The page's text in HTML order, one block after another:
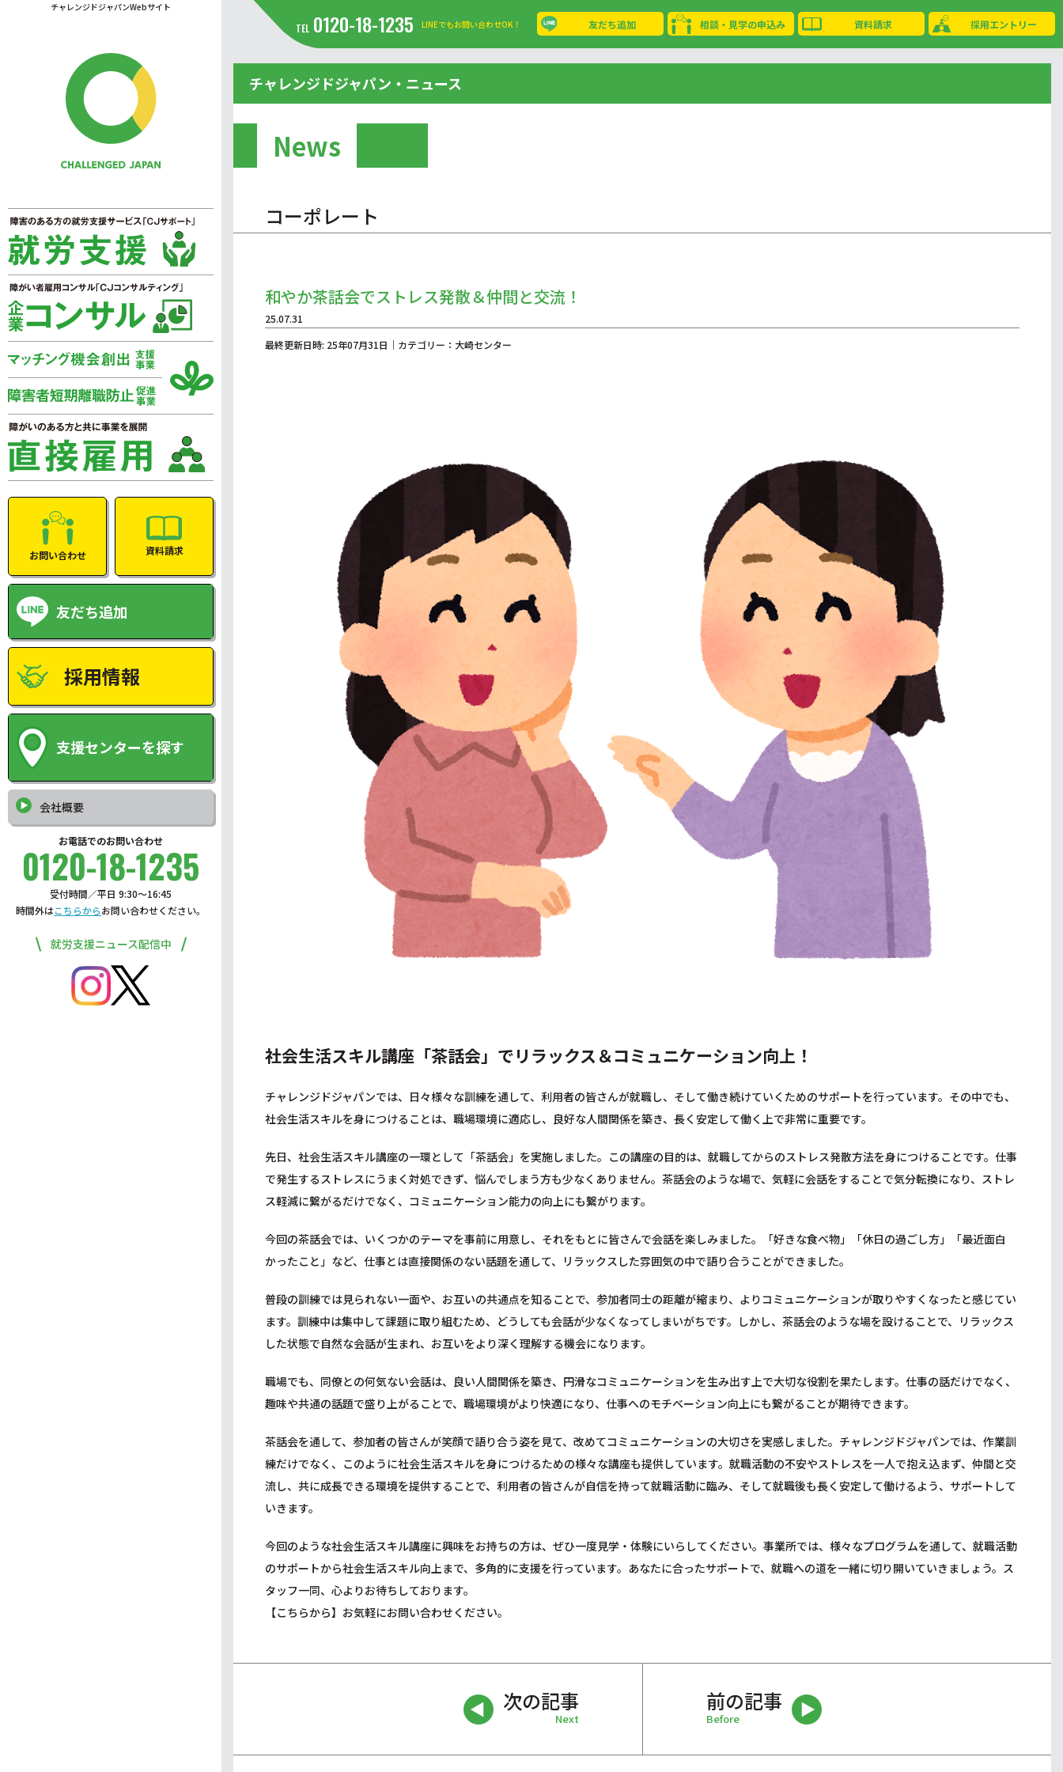
チャレンジドジャパンWebサイト
お問い合わせ 資料請求
友だち追加
採用情報
支援センターを探す
会社概要
お電話でのお問い合わせ
0120-18-1235
受付時間／平日 9:30〜16:45
時間外はこちらからお問い合わせください。
就労支援ニュース配信中
TEL 0120-18-1235 LINEでもお問い合わせOK！ 友だち追加 相談・見学の申込み 資料請求 採用エントリー
チャレンジドジャパン・ニュース
News
コーポレート
和やか茶話会でストレス発散＆仲間と交流！
25.07.31
最終更新日時: 25年07月31日｜カテゴリー：大崎センター
社会生活スキル講座「茶話会」でリラックス＆コミュニケーション向上！
チャレンジドジャパンでは、日々様々な訓練を通して、利用者の皆さんが就職し、そして働き続けていくためのサポートを行っています。その中でも、
社会生活スキルを身につけることは、職場環境に適応し、良好な人間関係を築き、長く安定して働く上で非常に重要です。
先日、社会生活スキル講座の一環として「茶話会」を実施しました。この講座の目的は、就職してからのストレス発散方法を身につけることです。仕事
で発生するストレスにうまく対処できず、悩んでしまう方も少なくありません。茶話会のような場で、気軽に会話をすることで気分転換になり、ストレ
ス軽減に繋がるだけでなく、コミュニケーション能力の向上にも繋がります。
今回の茶話会では、いくつかのテーマを事前に用意し、それをもとに皆さんで会話を楽しみました。「好きな食べ物」「休日の過ごし方」「最近面白
かったこと」など、仕事とは直接関係のない話題を通して、リラックスした雰囲気の中で語り合うことができました。
普段の訓練では見られない一面や、お互いの共通点を知ることで、参加者同士の距離が縮まり、よりコミュニケーションが取りやすくなったと感じてい
ます。訓練中は集中して課題に取り組むため、どうしても会話が少なくなってしまいがちです。しかし、茶話会のような場を設けることで、リラックス
した状態で自然な会話が生まれ、お互いをより深く理解する機会になります。
職場でも、同僚との何気ない会話は、良い人間関係を築き、円滑なコミュニケーションを生み出す上で大切な役割を果たします。仕事の話だけでなく、
趣味や共通の話題で盛り上がることで、職場環境がより快適になり、仕事へのモチベーション向上にも繋がることが期待できます。
茶話会を通して、参加者の皆さんが笑顔で語り合う姿を見て、改めてコミュニケーションの大切さを実感しました。チャレンジドジャパンでは、作業訓
練だけでなく、このように社会生活スキルを身につけるための様々な講座も提供しています。就職活動の不安やストレスを一人で抱え込まず、仲間と交
流し、共に成長できる環境を提供することで、利用者の皆さんが自信を持って就職活動に臨み、そして就職後も長く安定して働けるよう、サポートして
いきます。
今回のような社会生活スキル講座に興味をお持ちの方は、ぜひ一度見学・体験にいらしてください。事業所では、様々なプログラムを通して、就職活動
のサポートから社会生活スキル向上まで、多角的に支援を行っています。あなたに合ったサポートで、就職への道を一緒に切り開いていきましょう。ス
タッフ一同、心よりお待ちしております。
【こちらから】 お気軽にお問い合わせください。
次の記事
Next
前の記事
Before